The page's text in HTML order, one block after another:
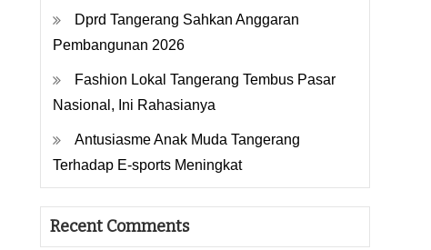
Dprd Tangerang Sahkan Anggaran
Pembangunan 2026
Fashion Lokal Tangerang Tembus Pasar
Nasional, Ini Rahasianya
Antusiasme Anak Muda Tangerang
Terhadap E-sports Meningkat
Recent Comments